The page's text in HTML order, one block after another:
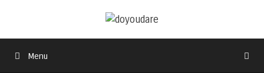
Menu